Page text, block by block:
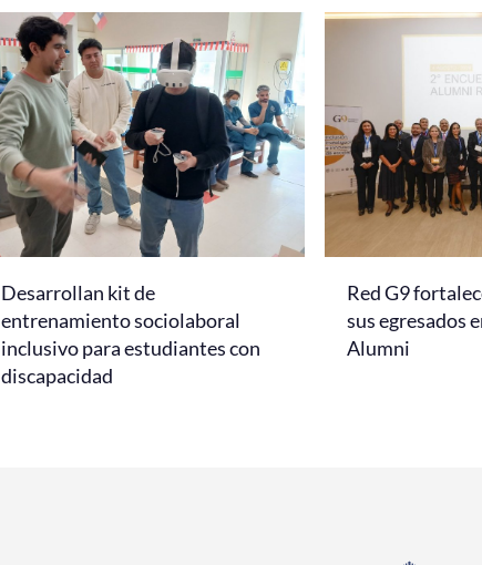
Desarrollan kit de
entrenamiento sociolaboral
inclusivo para estudiantes con
discapacidad
Red G9
sus egresados
Alumni